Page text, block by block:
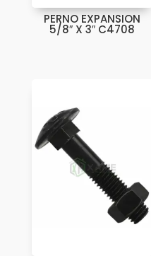
PERNO EXPANSION
5/8″ X 3″ C4708